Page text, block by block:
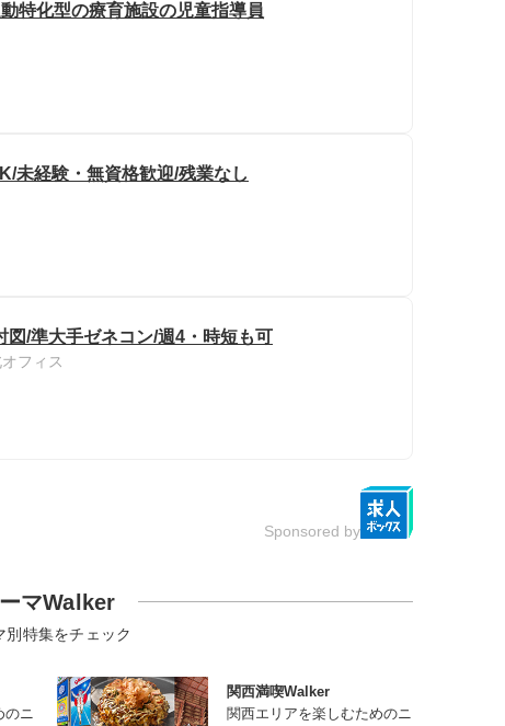
特化型の療育施設の児童指導員
未経験・無資格歓迎/残業なし
/準大手ゼネコン/週4・時短も可
フィス
Sponsored by
マWalker
別特集をチェック
のニ
関西満喫Walker
関西エリアを楽しむためのニ